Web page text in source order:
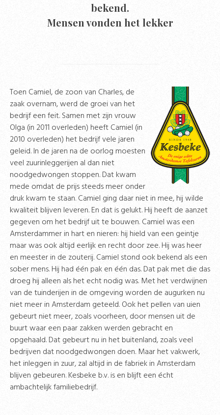
bekend.
Mensen vonden het lekker
Toen Camiel, de zoon van Charles, de
zaak overnam, werd de groei van het
bedrijf een feit. Samen met zijn vrouw
Olga (in 2011 overleden) heeft Camiel (in
2010 overleden) het bedrijf vele jaren
geleid. In de jaren na de oorlog moesten
veel zuurinleggerijen al dan niet
noodgedwongen stoppen. Dat kwam
mede omdat de prijs steeds meer onder
druk kwam te staan. Camiel ging daar niet in mee, hij wilde
kwaliteit blijven leveren. En dat is gelukt. Hij heeft de aanzet
gegeven om het bedrijf uit te bouwen. Camiel was een
Amsterdammer in hart en nieren: hij hield van een geintje
maar was ook altijd eerlijk en recht door zee. Hij was heer
en meester in de zouterij. Camiel stond ook bekend als een
sober mens. Hij had één pak en één das. Dat pak met die das
droeg hij alleen als het echt nodig was. Met het verdwijnen
van de tuinderijen in de omgeving worden de augurken nu
niet meer in Amsterdam geteeld. Ook het pellen van uien
gebeurt niet meer, zoals voorheen, door mensen uit de
buurt waar een paar zakken werden gebracht en
opgehaald. Dat gebeurt nu in het buitenland, zoals veel
bedrijven dat noodgedwongen doen. Maar het vakwerk,
het inleggen in zuur, zal altijd in de fabriek in Amsterdam
blijven gebeuren. Kesbeke b.v. is en blijft een écht
ambachtelijk familiebedrijf.